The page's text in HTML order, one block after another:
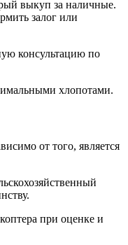
выкуп за наличные.
залог или
консультацию по
хлопотами.
от того, является
при оценке и